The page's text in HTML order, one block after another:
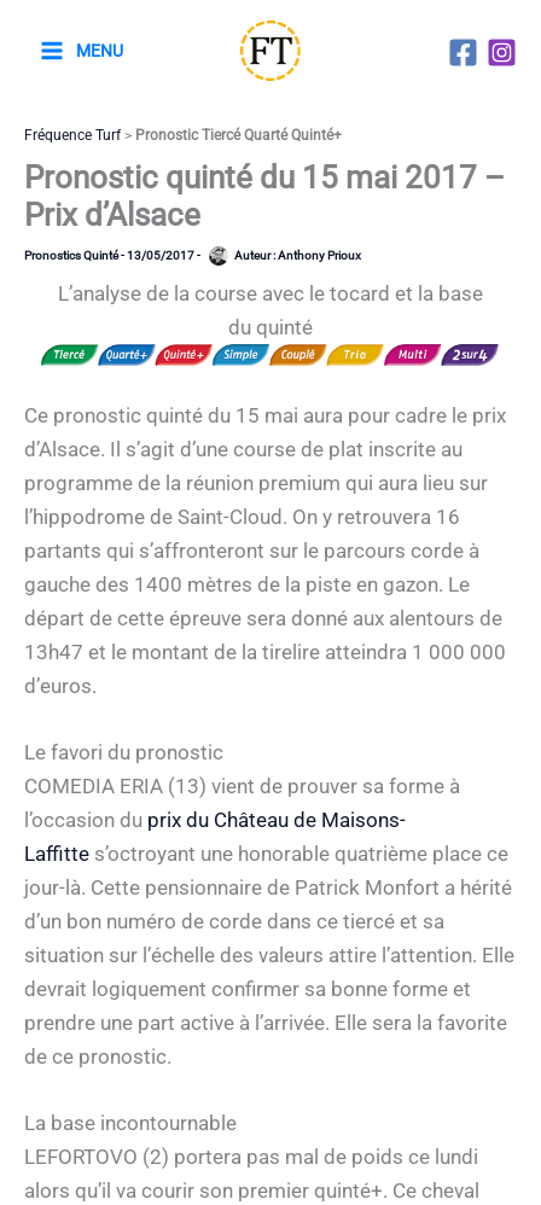
MENU
Fréquence Turf> Pronostic Tiercé Quarté Quinté+
Pronostic quinté du 15 mai 2017 –
Prix d’Alsace
Pronostics Quinté-13/05/2017- Auteur :Anthony Prioux
L’analyse de la course avec le tocard et la base
du quinté
Ce pronostic quinté du 15 mai aura pour cadre le prix
d’Alsace. Il s’agit d’une course de plat inscrite au
programme de la réunion premium qui aura lieu sur
l’hippodrome de Saint-Cloud. On y retrouvera 16
partants qui s’affronteront sur le parcours corde à
gauche des 1400 mètres de la piste en gazon. Le
départ de cette épreuve sera donné aux alentours de
13h47 et le montant de la tirelire atteindra 1 000 000
d’euros.
Le favori du pronostic
COMEDIA ERIA (13) vient de prouver sa forme à
l’occasion du prix du Château de Maisons-
Laffitte s’octroyant une honorable quatrième place ce
jour-là. Cette pensionnaire de Patrick Monfort a hérité
d’un bon numéro de corde dans ce tiercé et sa
situation sur l’échelle des valeurs attire l’attention. Elle
devrait logiquement confirmer sa bonne forme et
prendre une part active à l’arrivée. Elle sera la favorite
de ce pronostic.
La base incontournable
LEFORTOVO (2) portera pas mal de poids ce lundi
alors qu’il va courir son premier quinté+. Ce cheval